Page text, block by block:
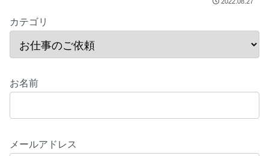
カテゴリ
お名前
メールアドレス